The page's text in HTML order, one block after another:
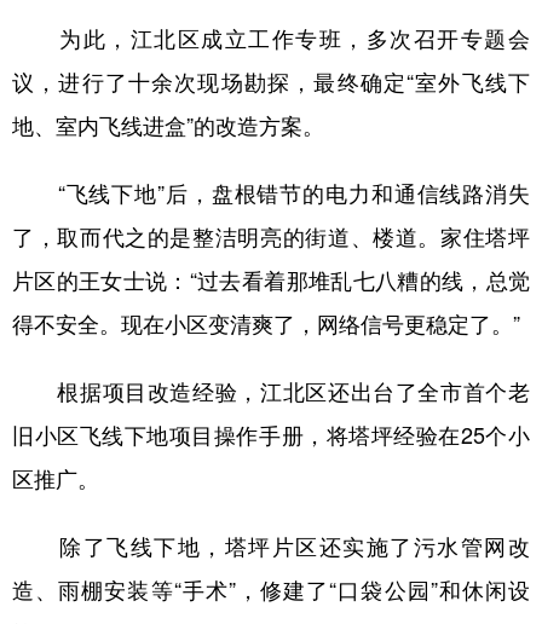
为此，江北区成立工作专班，多次召开专题会
议，进行了十余次现场勘探，最终确定“室外飞线下
地、室内飞线进盒”的改造方案。
“飞线下地”后，盘根错节的电力和通信线路消失
了，取而代之的是整洁明亮的街道、楼道。家住塔坪
片区的王女士说：“过去看着那堆乱七八糟的线，总觉
得不安全。现在小区变清爽了，网络信号更稳定了。”
根据项目改造经验，江北区还出台了全市首个老
旧小区飞线下地项目操作手册，将塔坪经验在25个小
区推广。
除了飞线下地，塔坪片区还实施了污水管网改
造、雨棚安装等“手术”，修建了“口袋公园”和休闲设